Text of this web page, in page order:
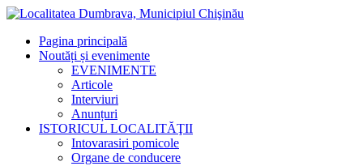
Pagina principală
Noutăți și evenimente
EVENIMENTE
Articole
Interviuri
Anunțuri
ISTORICUL LOCALITĂŢII
Intovarasiri pomicole
Organe de conducere